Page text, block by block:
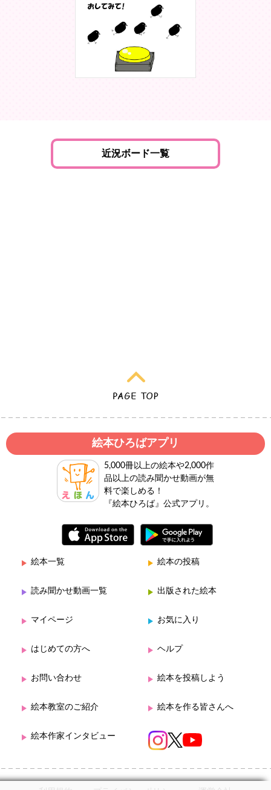
近況ボード一覧
絵本ひろばアプリ
5,000冊以上の絵本や2,000作
品以上の読み聞かせ動画が無
料で楽しめる！
『絵本ひろば』公式アプリ。
絵本一覧 絵本の投稿
読み聞かせ動画一覧 出版された絵本
マイページ お気に入り
はじめての方へ ヘルプ
お問い合わせ 絵本を投稿しよう
絵本教室のご紹介 絵本を作る皆さんへ
絵本作家インタビュー